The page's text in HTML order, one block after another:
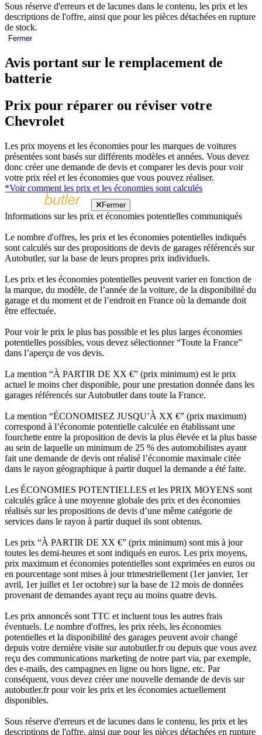
Sous réserve d'erreurs et de lacunes dans le contenu, les prix et les
descriptions de l'offre, ainsi que pour les pièces détachées en rupture
de stock.
Fermer
Avis portant sur le remplacement de
batterie
Prix pour réparer ou réviser votre
Chevrolet
Les prix moyens et les économies pour les marques de voitures
présentées sont basés sur différents modèles et années. Vous devez
donc créer une demande de devis et comparer les devis pour voir
votre prix réel et les économies que vous pouvez réaliser.
*Voir comment les prix et les économies sont calculés
Fermer
Informations sur les prix et économies potentielles communiqués
Le nombre d'offres, les prix et les économies potentielles indiqués
sont calculés sur des propositions de devis de garages référencés sur
Autobutler, sur la base de leurs propres prix individuels.
Les prix et les économies potentielles peuvent varier en fonction de
la marque, du modèle, de l’année de la voiture, de la disponibilité du
garage et du moment et de l’endroit en France où la demande doit
être effectuée.
Pour voir le prix le plus bas possible et les plus larges économies
potentielles possibles, vous devez sélectionner “Toute la France”
dans l’aperçu de vos devis.
La mention “À PARTIR DE XX €” (prix minimum) est le prix
actuel le moins cher disponible, pour une prestation donnée dans les
garages référencés sur Autobutler dans toute la France.
La mention “ÉCONOMISEZ JUSQU’À XX €” (prix maximum)
correspond à l’économie potentielle calculée en établissant une
fourchette entre la proposition de devis la plus élevée et la plus basse
au sein de laquelle un minimum de 25 % des automobilistes ayant
fait une demande de devis ont réalisé l’économie maximale citée
dans le rayon géographique à partir duquel la demande a été faite.
Les ÉCONOMIES POTENTIELLES et les PRIX MOYENS sont
calculés grâce à une moyenne globale des prix et des économies
réalisés sur les propositions de devis d’une même catégorie de
services dans le rayon à partir duquel ils sont obtenus.
Les prix “À PARTIR DE XX €” (prix minimum) sont mis à jour
toutes les demi-heures et sont indiqués en euros. Les prix moyens,
prix maximum et économies potentielles sont exprimées en euros ou
en pourcentage sont mises à jour trimestriellement (1er janvier, 1er
avril, 1er juillet et 1er octobre) sur la base de 12 mois de données
provenant de demandes ayant reçu au moins quatre devis.
Les prix annoncés sont TTC et incluent tous les autres frais
éventuels. Le nombre d'offres, les prix réels, les économies
potentielles et la disponibilité des garages peuvent avoir changé
depuis votre dernière visite sur autobutler.fr ou depuis que vous avez
reçu des communications marketing de notre part via, par exemple,
des e-mails, des campagnes en ligne ou hors ligne, etc. Par
conséquent, vous devez créer une nouvelle demande de devis sur
autobutler.fr pour voir les prix et les économies actuellement
disponibles.
Sous réserve d'erreurs et de lacunes dans le contenu, les prix et les
descriptions de l'offre, ainsi que pour les pièces détachées en rupture